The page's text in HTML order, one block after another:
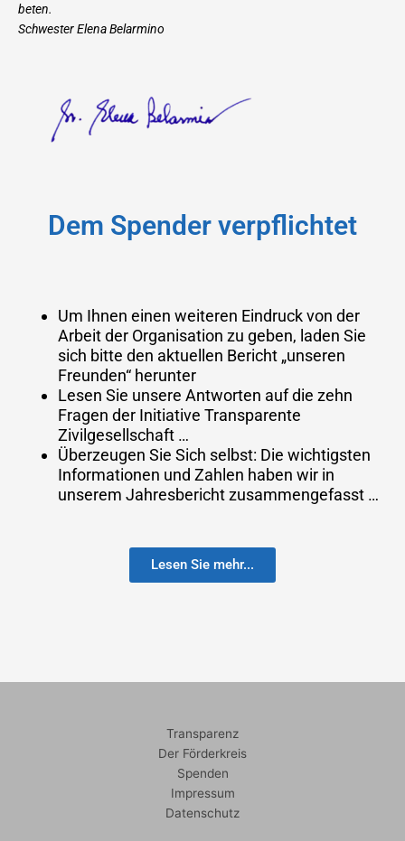
beten.
Schwester Elena Belarmino
Dem Spender verpflichtet
Um Ihnen einen weiteren Eindruck von der
Arbeit der Organisation zu geben, laden Sie
sich bitte den aktuellen Bericht „unseren
Freunden“ herunter
Lesen Sie unsere Antworten auf die zehn
Fragen der Initiative Transparente
Zivilgesellschaft …
Überzeugen Sie Sich selbst: Die wichtigsten
Informationen und Zahlen haben wir in
unserem Jahresbericht zusammengefasst …
Lesen Sie mehr...
Transparenz
Der Förderkreis
Spenden
Impressum
Datenschutz